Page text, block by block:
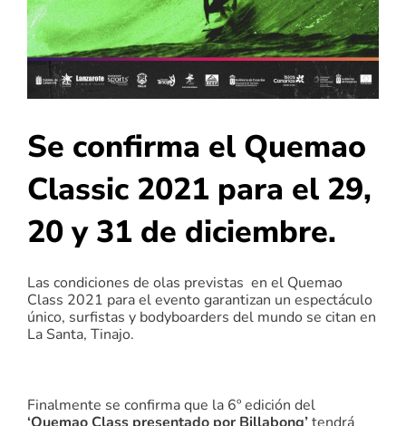
Se confirma el Quemao
Classic 2021 para el 29,
20 y 31 de diciembre.
Las condiciones de olas previstas en el Quemao
Class 2021 para el evento garantizan un espectáculo
único, surfistas y bodyboarders del mundo se citan en
La Santa, Tinajo.
Finalmente se confirma que la 6º edición del